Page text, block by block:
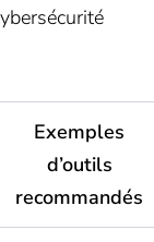
Exemples
d’outils
recommandés